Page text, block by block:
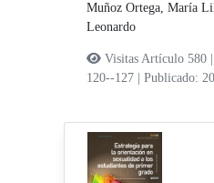
Muñoz Ortega, María
Leonardo
Visitas Artículo 580
120--127
|Publicado: